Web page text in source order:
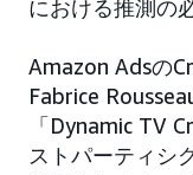
における推測の
Amazon Adsの
Fabrice
「Dynamic TV
ストパーティシ